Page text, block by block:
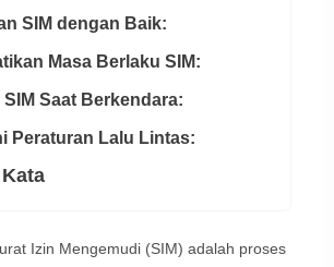
SIM dengan Baik:
Masa Berlaku SIM:
SIM Saat Berkendara:
Peraturan Lalu Lintas:
Izin Mengemudi (SIM) adalah proses